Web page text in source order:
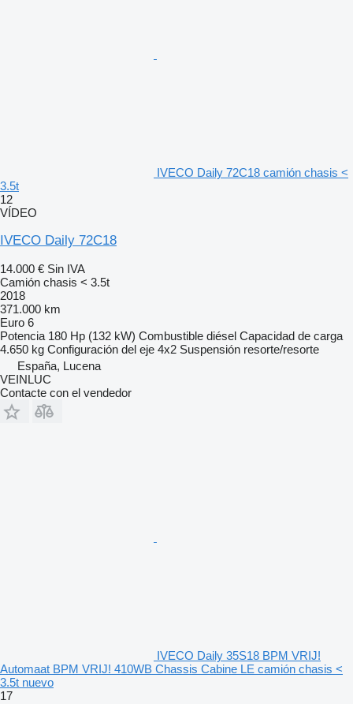
IVECO Daily 72C18 camión chasis <
3.5t
12
VÍDEO
IVECO Daily 72C18
14.000 € Sin IVA
Camión chasis < 3.5t
2018
371.000 km
Euro 6
Potencia 180 Hp (132 kW) Combustible diésel Capacidad de carga
4.650 kg Configuración del eje 4x2 Suspensión resorte/resorte
España, Lucena
VEINLUC
Contacte con el vendedor
IVECO Daily 35S18 BPM VRIJ!
Automaat BPM VRIJ! 410WB Chassis Cabine LE camión chasis <
3.5t nuevo
17